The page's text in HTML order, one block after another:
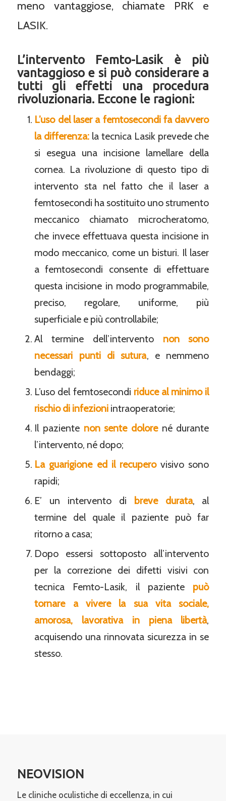
meno vantaggiose, chiamate PRK e
LASIK.
L’intervento Femto-Lasik è più
vantaggioso e si può considerare a
tutti gli effetti una procedura
rivoluzionaria.Eccone le ragioni:
L’uso del laser a femtosecondi fa davvero
la differenza: la tecnica Lasik prevede che
si esegua una incisione lamellare della
cornea. La rivoluzione di questo tipo di
intervento sta nel fatto che il laser a
femtosecondi ha sostituito uno strumento
meccanico chiamato microcheratomo,
che invece effettuava questa incisione in
modo meccanico, come un bisturi. Il laser
a femtosecondi consente di effettuare
questa incisione in modo programmabile,
preciso, regolare, uniforme, più
superficiale e più controllabile;
Al termine dell’intervento non sono
necessari punti di sutura, e nemmeno
bendaggi;
L’uso del femtosecondi riduce al minimo il
rischio di infezioni intraoperatorie;
Il paziente non sente dolorené durante
l’intervento, né dopo;
La guarigione ed il recuperovisivo sono
rapidi;
E’ un intervento di breve durata, al
termine del quale il paziente può far
ritorno a casa;
Dopo essersi sottoposto all’intervento
per la correzione dei difetti visivi con
tecnica Femto-Lasik, il paziente può
tornare a vivere la sua vita sociale,
amorosa, lavorativa in piena libertà,
acquisendo una rinnovata sicurezza in se
stesso.
NEOVISION
Le cliniche oculistiche di eccellenza, in cui